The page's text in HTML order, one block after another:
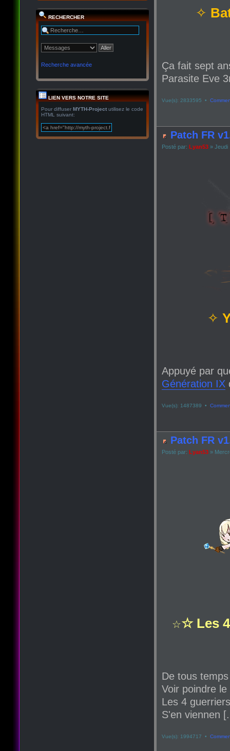
RECHERCHER
Recherche avancée
LIEN VERS NOTRE SITE
Pour diffuser MYTH-Project utilisez le code
HTML suivant:
✧
Ça fait sept
Parasite Eve
Vue(s): 2833595 •
Patch FR
Posté par: Lyan53 » Jeudi
✧
Appuyé par
Génération IX
Vue(s): 1487389 •
Patch FR
Posté par: Lyan53 »
☆☆ Les
De tous
Voir poindre
Les 4
S'en viennen
Vue(s): 1994717 •